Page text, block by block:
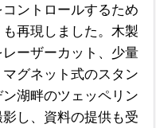
ントロールするため
再現しました。木製
ーザーカット、少量
グネット式のスタン
湖畔のツェッペリン
し、資料の提供も受